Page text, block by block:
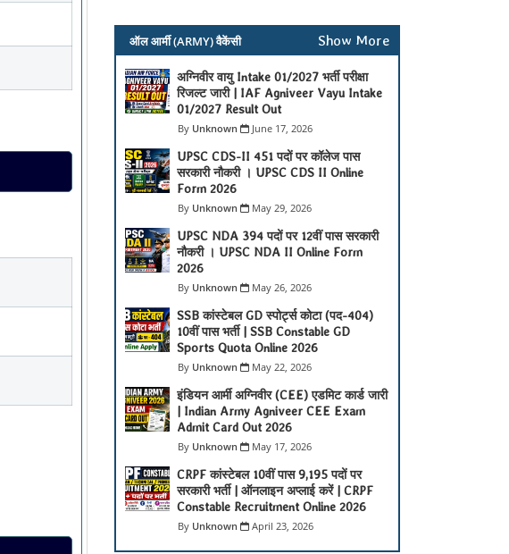
ऑल आर्मी (ARMY) वैकेंसी Show More
अग्निवीर वायु Intake 01/2027 भर्ती परीक्षा
रिजल्ट जारी | IAF Agniveer Vayu Intake
01/2027 Result Out
Unknown June 17, 2026
UPSC CDS-II 451 पदों पर कॉलेज पास
सरकारी नौकरी । UPSC CDS II Online
Form 2026
Unknown May 29, 2026
UPSC NDA 394 पदों पर 12वीं पास सरकारी
नौकरी । UPSC NDA II Online Form
2026
Unknown May 26, 2026
SSB कांस्टेबल GD स्पोर्ट्स कोटा (पद-404)
10वीं पास भर्ती | SSB Constable GD
Sports Quota Online 2026
Unknown May 22, 2026
इंडियन आर्मी अग्निवीर (CEE) एडमिट कार्ड जारी
| Indian Army Agniveer CEE Exam
Admit Card Out 2026
Unknown May 17, 2026
CRPF कांस्टेबल 10वीं पास 9,195 पदों पर
सरकारी भर्ती | ऑनलाइन अप्लाई करें | CRPF
Constable Recruitment Online 2026
Unknown April 23, 2026